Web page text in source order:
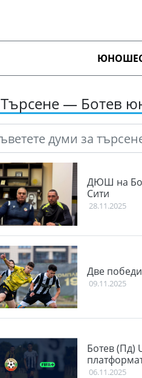
Търсене — Ботев
ДЮШ на
Сити
28.11.2025
Две
09.11.2025
Ботев (Пд)
06.11.2025